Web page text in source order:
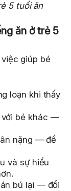
5 tuổi ăn
ăn ở trẻ 5
giúp bé
loạn khi thấy
với bé khác —
nặng — để
và sự hiểu
bú lại — đổi